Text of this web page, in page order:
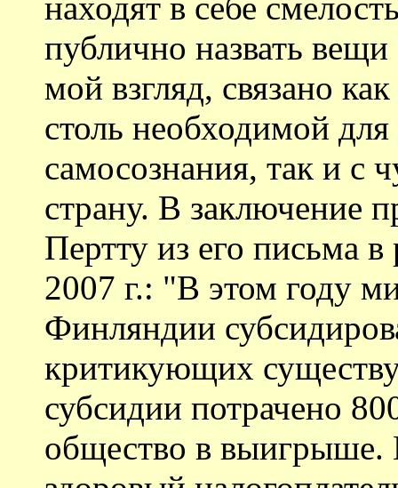
публично назвать
мой взгляд, связано
столь необходимой для
самосознания, так и с
страну. В заключение
Пертту из его письма
2007 г.: "В этом году
Финляндии
критикующих
субсидии потрачено
общество в выигрыше.